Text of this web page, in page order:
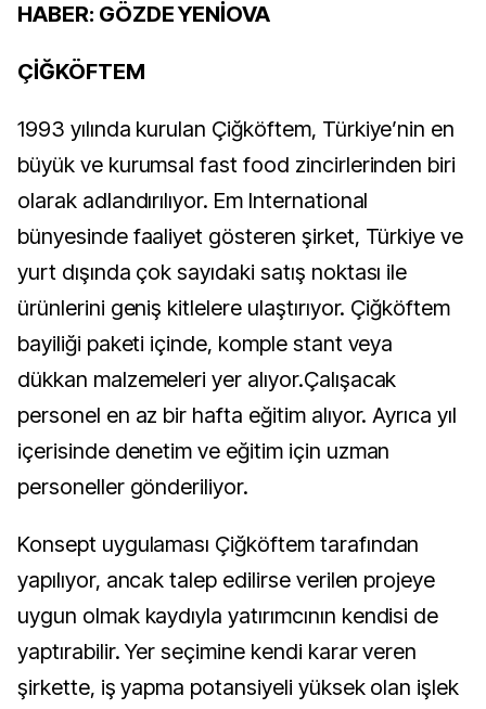
HABER: GÖZDE YENİOVA
ÇİĞKÖFTEM
1993 yılında kurulan Çiğköftem, Türkiye’nin en
büyük ve kurumsal fast food zincirlerinden biri
olarak adlandırılıyor. Em International
bünyesinde faaliyet gösteren şirket, Türkiye ve
yurt dışında çok sayıdaki satış noktası ile
ürünlerini geniş kitlelere ulaştırıyor. Çiğköftem
bayiliği paketi içinde, komple stant veya
dükkan malzemeleri yer alıyor.Çalışacak
personel en az bir hafta eğitim alıyor. Ayrıca yıl
içerisinde denetim ve eğitim için uzman
personeller gönderiliyor.
Konsept uygulaması Çiğköftem tarafından
yapılıyor, ancak talep edilirse verilen projeye
uygun olmak kaydıyla yatırımcının kendisi de
yaptırabilir. Yer seçimine kendi karar veren
şirkette, iş yapma potansiyeli yüksek olan işlek